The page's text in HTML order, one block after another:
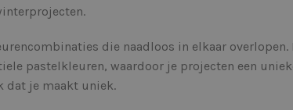
die naadloos in elkaar overlopen.
pastelkleuren, waardoor je projecten een
dat je maakt uniek.